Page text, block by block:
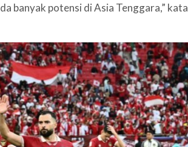
banyak potensi di Asia Tenggara,” kata